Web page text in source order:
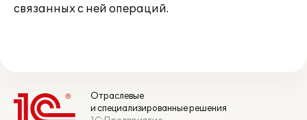
связанных с ней операций.
Отраслевые
и специализированные решения